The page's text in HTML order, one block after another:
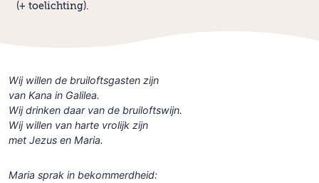
(+ toelichting).
Wij willen de bruiloftsgasten zijn
van Kana in Galilea.
Wij drinken daar van de bruiloftswijn.
Wij willen van harte vrolijk zijn
met Jezus en Maria.
Maria sprak in bekommerdheid: